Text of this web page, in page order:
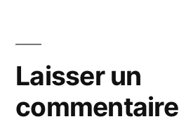
Laisser un
commentaire